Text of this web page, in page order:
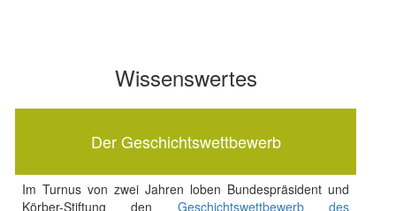
Wissenswertes
Der Geschichtswettbewerb
Im Turnus von zwei Jahren loben Bundespräsident und
Körber-Stiftung den Geschichtswettbewerb des